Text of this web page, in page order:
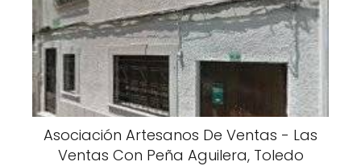
Asociación Artesanos De Ventas - Las
Ventas Con Peña Aguilera, Toledo